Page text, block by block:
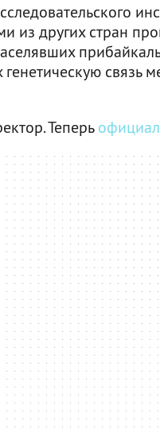
из других стран
Теперь